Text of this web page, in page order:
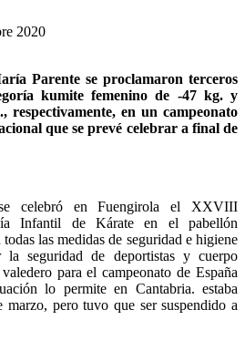
2020
Parente se proclamaron terceros
kumite femenino de -47 kg. y
respectivamente, en un campeonato
que se prevé celebrar a final de
celebró en Fuengirola el XXVIII
Infantil de Kárate en el pabellón
las medidas de seguridad e higiene
la seguridad de deportistas y cuerpo
para el campeonato de España
lo permite en Cantabria. estaba
pero tuvo que ser suspendido a